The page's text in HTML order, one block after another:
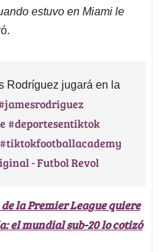
estuvo en Miami le
Rodríguez jugará en la
#deportesentiktok
#tiktokfootballacademy
- Futbol Revol
la Premier League quiere
el mundial sub-20 lo cotizó